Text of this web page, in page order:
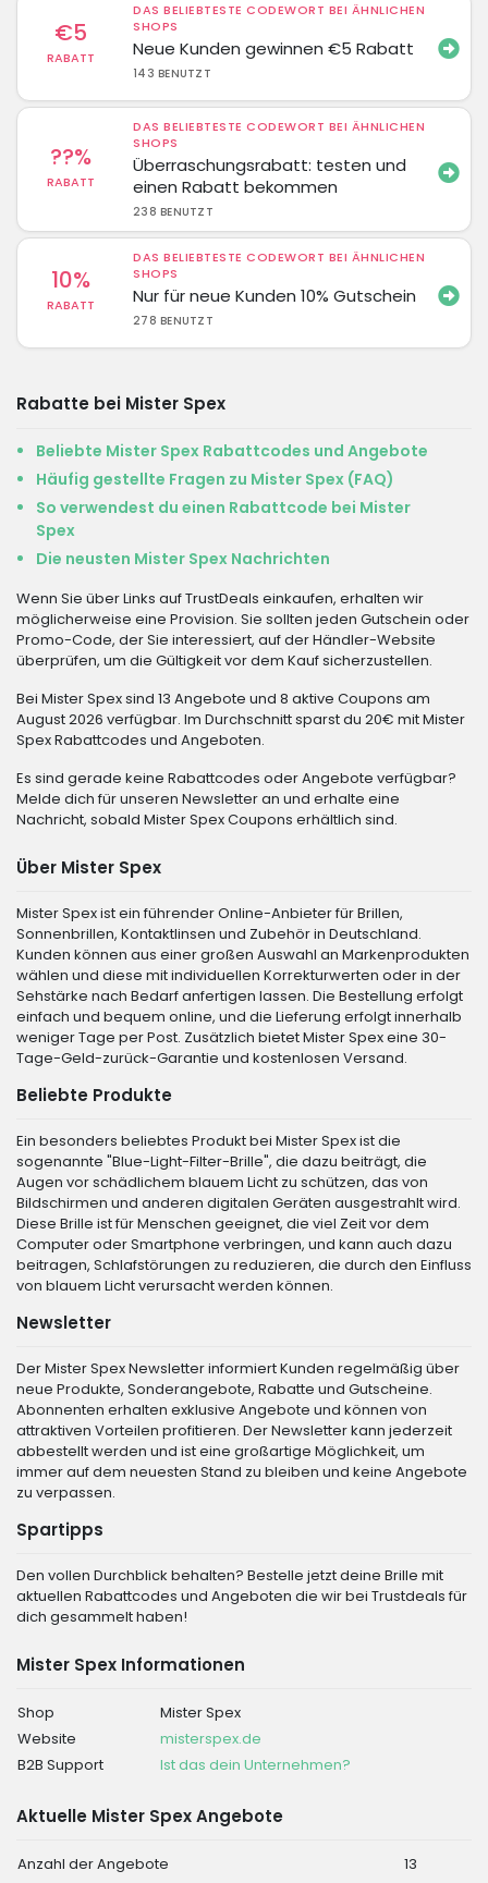
€5
RABATT
DAS BELIEBTESTE CODEWORT BEI ÄHNLICHEN
SHOPS
Neue Kunden gewinnen €5 Rabatt
143 BENUTZT
??%
RABATT
DAS BELIEBTESTE CODEWORT BEI ÄHNLICHEN
SHOPS
Überraschungsrabatt: testen und
einen Rabatt bekommen
238 BENUTZT
10%
RABATT
DAS BELIEBTESTE CODEWORT BEI ÄHNLICHEN
SHOPS
Nur für neue Kunden 10% Gutschein
278 BENUTZT
Rabatte bei Mister Spex
Beliebte Mister Spex Rabattcodes und Angebote
Häufig gestellte Fragen zu Mister Spex (FAQ)
So verwendest du einen Rabattcode bei Mister
Spex
Die neusten Mister Spex Nachrichten
Wenn Sie über Links auf TrustDeals einkaufen, erhalten wir
möglicherweise eine Provision. Sie sollten jeden Gutschein oder
Promo-Code, der Sie interessiert, auf der Händler-Website
überprüfen, um die Gültigkeit vor dem Kauf sicherzustellen.
Bei Mister Spex sind 13 Angebote und 8 aktive Coupons am
August 2026 verfügbar. Im Durchschnitt sparst du 20€ mit Mister
Spex Rabattcodes und Angeboten.
Es sind gerade keine Rabattcodes oder Angebote verfügbar?
Melde dich für unseren Newsletter an und erhalte eine
Nachricht, sobald Mister Spex Coupons erhältlich sind.
Über Mister Spex
Mister Spex ist ein führender Online-Anbieter für Brillen,
Sonnenbrillen, Kontaktlinsen und Zubehör in Deutschland.
Kunden können aus einer großen Auswahl an Markenprodukten
wählen und diese mit individuellen Korrekturwerten oder in der
Sehstärke nach Bedarf anfertigen lassen. Die Bestellung erfolgt
einfach und bequem online, und die Lieferung erfolgt innerhalb
weniger Tage per Post. Zusätzlich bietet Mister Spex eine 30-
Tage-Geld-zurück-Garantie und kostenlosen Versand.
Beliebte Produkte
Ein besonders beliebtes Produkt bei Mister Spex ist die
sogenannte "Blue-Light-Filter-Brille", die dazu beiträgt, die
Augen vor schädlichem blauem Licht zu schützen, das von
Bildschirmen und anderen digitalen Geräten ausgestrahlt wird.
Diese Brille ist für Menschen geeignet, die viel Zeit vor dem
Computer oder Smartphone verbringen, und kann auch dazu
beitragen, Schlafstörungen zu reduzieren, die durch den Einfluss
von blauem Licht verursacht werden können.
Newsletter
Der Mister Spex Newsletter informiert Kunden regelmäßig über
neue Produkte, Sonderangebote, Rabatte und Gutscheine.
Abonnenten erhalten exklusive Angebote und können von
attraktiven Vorteilen profitieren. Der Newsletter kann jederzeit
abbestellt werden und ist eine großartige Möglichkeit, um
immer auf dem neuesten Stand zu bleiben und keine Angebote
zu verpassen.
Spartipps
Den vollen Durchblick behalten? Bestelle jetzt deine Brille mit
aktuellen Rabattcodes und Angeboten die wir bei Trustdeals für
dich gesammelt haben!
Mister Spex Informationen
Shop
Mister Spex
Website
misterspex.de
B2B Support
Ist das dein Unternehmen?
Aktuelle Mister Spex Angebote
Anzahl der Angebote
13